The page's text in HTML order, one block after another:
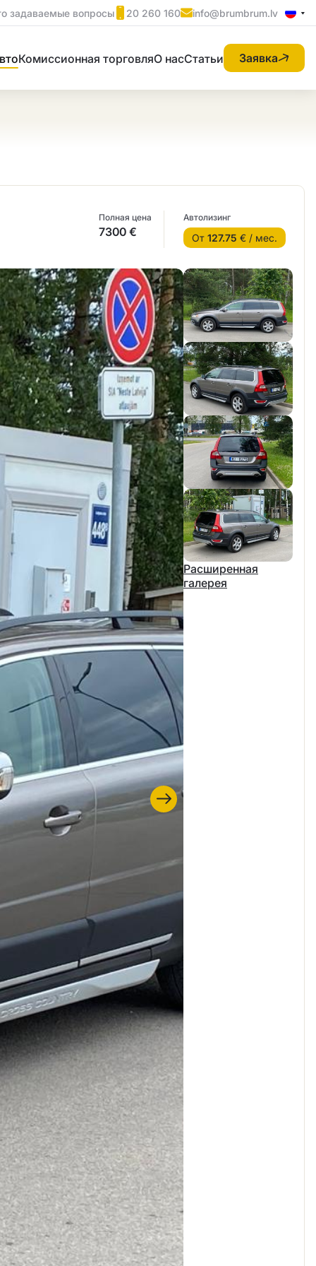
задаваемые вопросы 20 260 160 info@brumbrum.lv
Комиссионная торговляО насСтатьи Заявка
Полная цена
7300 €
Автолизинг
От 127.75 € / мес.
Расширенная
галерея